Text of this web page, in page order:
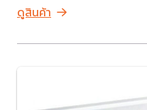
ดูสินค้า